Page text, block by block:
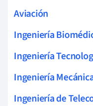
Aviación
Ingeniería
Ingeniería
Ingeniería
Ingeniería de